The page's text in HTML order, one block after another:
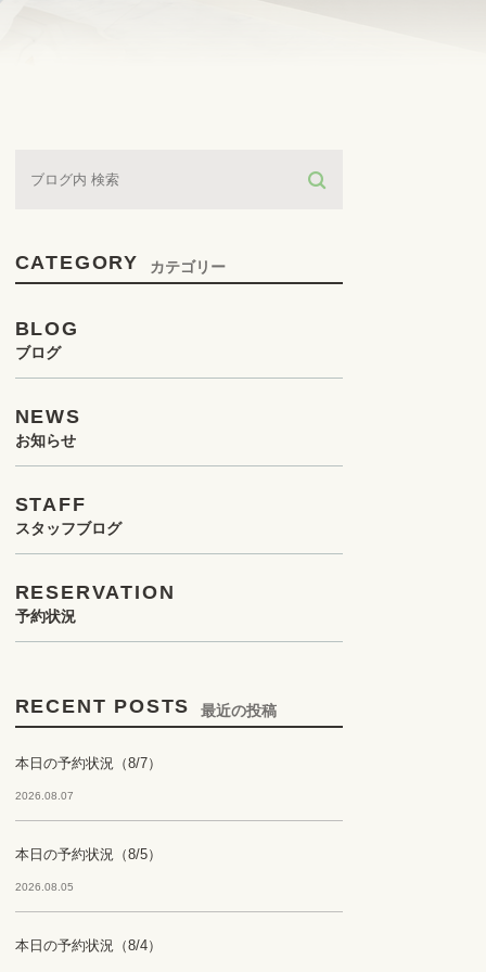
CATEGORY カテゴリー
BLOG
ブログ
NEWS
お知らせ
STAFF
スタッフブログ
RESERVATION
予約状況
RECENT POSTS 最近の投稿
本日の予約状況（8/7）
2026.08.07
本日の予約状況（8/5）
2026.08.05
本日の予約状況（8/4）